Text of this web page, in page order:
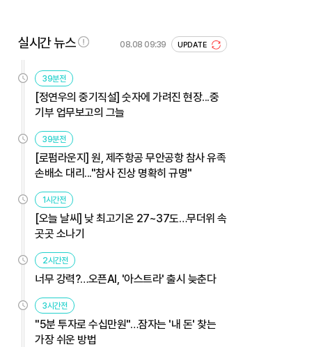
실시간 뉴스 08.08 09:39 UPDATE
39분전
[정연우의 중기직설] 숫자에 가려진 현장...중
기부 업무보고의 그늘
39분전
[로펌라운지] 원, 제주항공 무안공항 참사 유족
손배소 대리..."참사 진상 명확히 규명"
1시간전
[오늘 날씨] 낮 최고기온 27~37도…무더위 속
곳곳 소나기
2시간전
너무 강력?…오픈AI, '아스트라' 출시 늦춘다
3시간전
"5분 투자로 수십만원"…잠자는 '내 돈' 찾는
가장 쉬운 방법